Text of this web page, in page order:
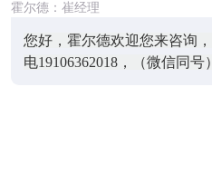
霍尔德：崔经理
您好，霍尔德欢迎您来咨询
电19106362018，（微信同号